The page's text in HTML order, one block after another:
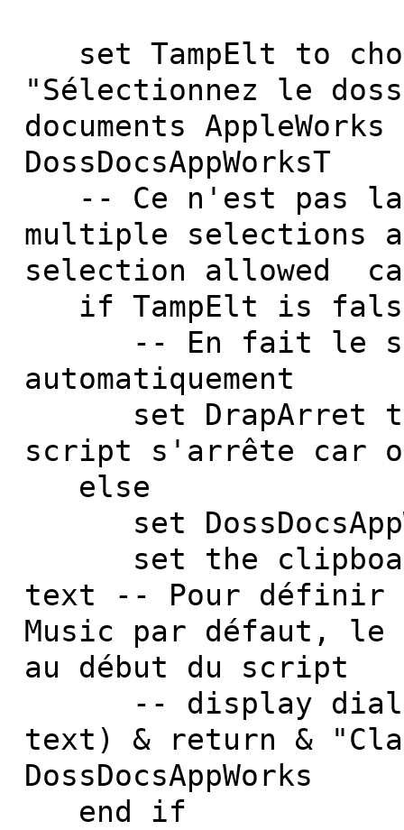
set TampElt to
"Sélectionnez le
documents
DossDocsAppWorksT
-- Ce n'est pas la
multiple selections
selection allowed
if TampElt is
-- En fait le
automatiquement
set DrapArret
script s'arrête car
else
set
set the clipboard
text -- Pour définir
Music par défaut, le
au début du script
-- display dialog
text) & return &
DossDocsAppWorks
end if